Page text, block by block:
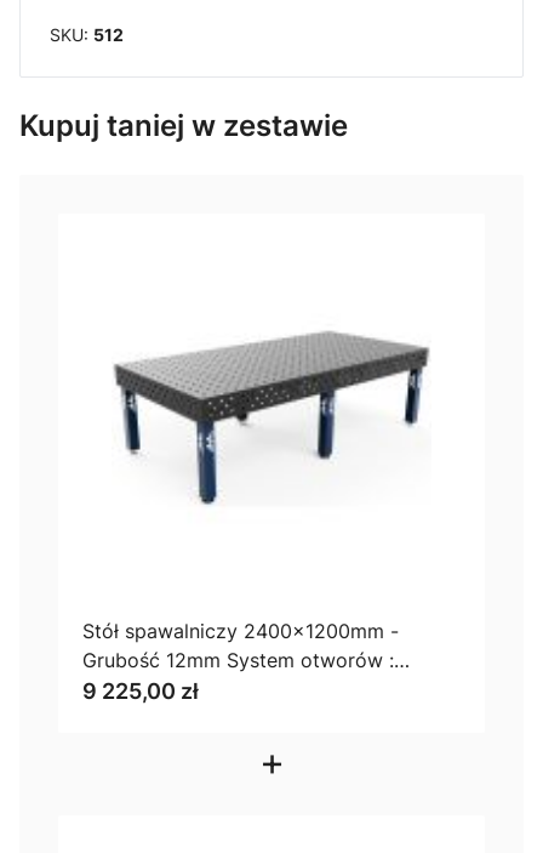
SKU: 512
Kupuj taniej w zestawie
Stół spawalniczy 2400x1200mm -
Grubość 12mm System otworów :
100x100
9 225,00 zł
+